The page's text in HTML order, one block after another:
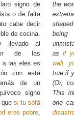
signo de
o de falta
cabe decir
de cocina.
llevado al
de las
a las eles es
con esta
de un
signo
si tu sofá
eres pobre,
the
asif
wall,
true if
(Or,
This
one